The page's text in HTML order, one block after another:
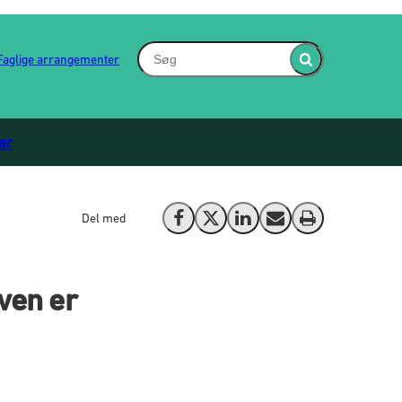
arrangementer Søg - Indsæt søgeord for at søge på
Fold søgefelt ind
Del med Del på Facebook
Del på X (Twitter)
Del på LinkedIn
Send email
Print
er